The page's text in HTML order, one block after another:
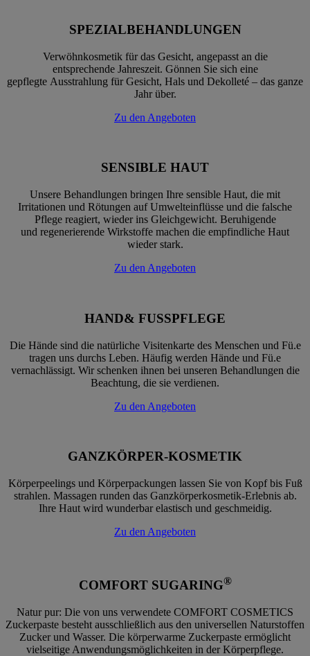
SPEZIALBEHANDLUNGEN
Verwöhnkosmetik für das Gesicht, angepasst an die
entsprechende Jahreszeit. Gönnen Sie sich eine
gepflegte Ausstrahlung für Gesicht, Hals und Dekolleté – das ganze
Jahr über.
Zu den Angeboten
SENSIBLE HAUT
Unsere Behandlungen bringen Ihre sensible Haut, die mit
Irritationen und Rötungen auf Umwelteinflüsse und die falsche
Pflege reagiert, wieder ins Gleichgewicht. Beruhigende
und regenerierende Wirkstoffe machen die empfindliche Haut
wieder stark.
Zu den Angeboten
HAND& FUSSPFLEGE
Die Hände sind die natürliche Visitenkarte des Menschen und Fü.e
tragen uns durchs Leben. Häufig werden Hände und Fü.e
vernachlässigt. Wir schenken ihnen bei unseren Behandlungen die
Beachtung, die sie verdienen.
Zu den Angeboten
GANZKÖRPER-KOSMETIK
Körperpeelings und Körperpackungen lassen Sie von Kopf bis Fuß
strahlen. Massagen runden das Ganzkörperkosmetik-Erlebnis ab.
Ihre Haut wird wunderbar elastisch und geschmeidig.
Zu den Angeboten
COMFORT SUGARING®
Natur pur: Die von uns verwendete COMFORT COSMETICS
Zuckerpaste besteht ausschließlich aus den universellen Naturstoffen
Zucker und Wasser. Die körperwarme Zuckerpaste ermöglicht
vielseitige Anwendungsmöglichkeiten in der Körperpflege.